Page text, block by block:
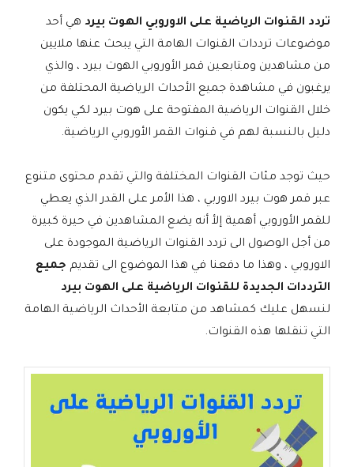
تردد القنوات الرياضية على الاوروبي الهوت بيرد هي أحد
موضوعات ترددات القنوات الهامة التي يبحث عنها ملايين
من مشاهدين ومتابعين قمر الأوروبي الهوت بيرد ، والذي
يرغبون في مشاهدة جميع الأحداث الرياضية المحتلفة من
خلال القنوات الرياضية المفتوحة على هوت بيرد لكي يكون
دليل بالنسبة لهم في قنوات القمر الأوروبي الرياضية.
حيث توجد مئات القنوات المختلفة والتي تقدم محتوى متنوع
عبر قمر هوت بيرد الاوربي ، هذا الأمر على القدر الذي يعطي
للقمر الأوروبي أهمية إلأ أنه يضع المشاهدين في حيرة كبيرة
من أجل الوصول الى تردد القنوات الرياضية الموجودة على
الاوروبي ، وهذا ما دفعنا في هذا الموضوع الى تقديم جميع
الترددات الجديدة للقنوات الرياضية على الهوت بيرد
لنسهل عليك كمشاهد من متابعة الأحداث الرياضية الهامة
التي تنقلها هذه القنوات.